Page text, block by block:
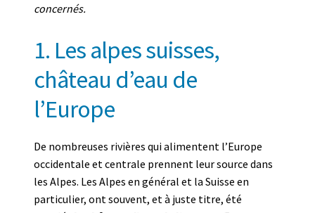
concernés.
1. Les alpes suisses,
château d’eau de
l’Europe
De nombreuses rivières qui alimentent l’Europe
occidentale et centrale prennent leur source dans
les Alpes. Les Alpes en général et la Suisse en
particulier, ont souvent, et à juste titre, été